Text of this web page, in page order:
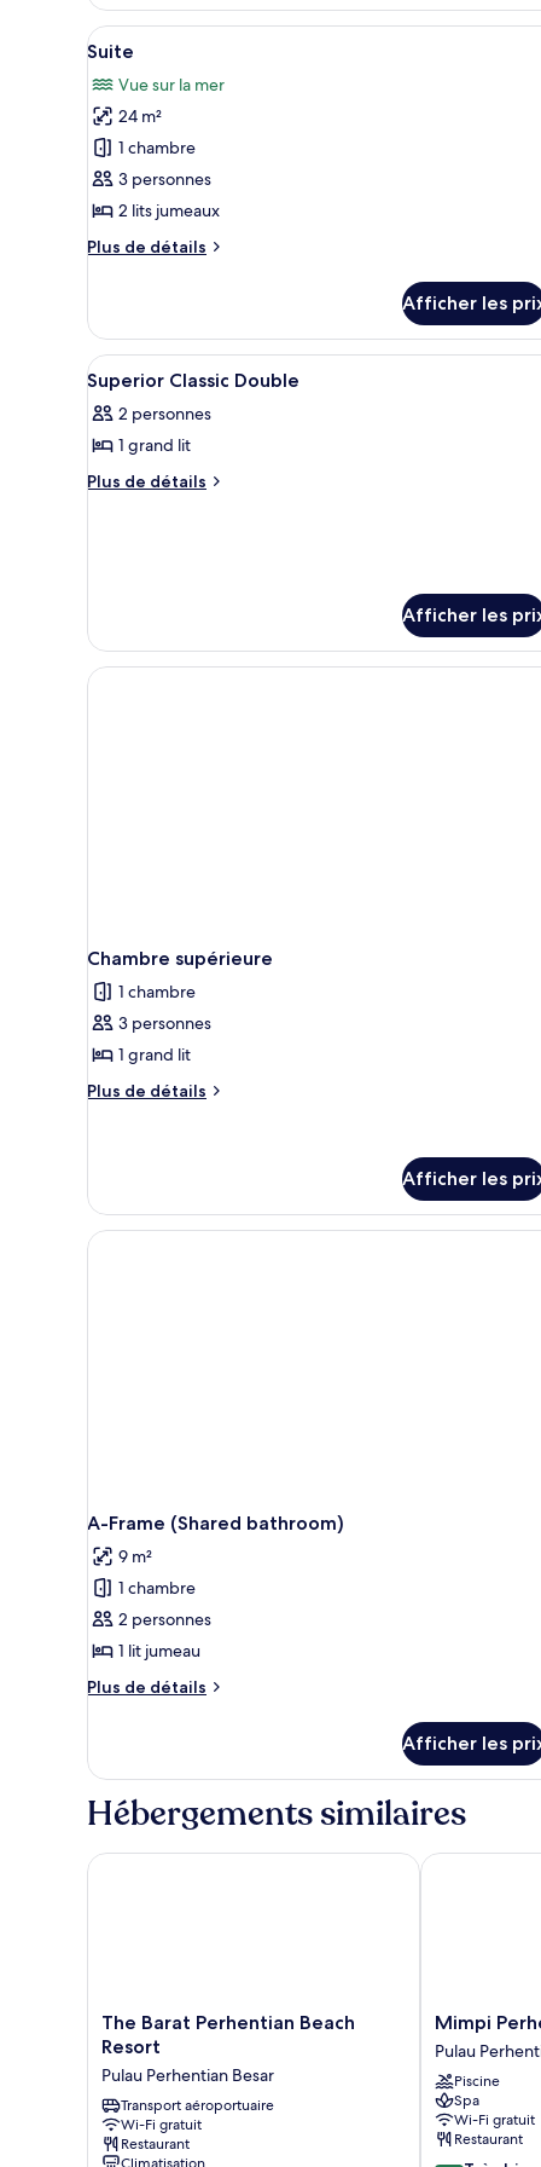
Afficher
toutes
les
photos
pour
ce
type
chambre :
Suite | Bureau, fer et planche à
4
Suite
Vue sur la mer
24 m²
1 chambre
3 personnes
2 lits jumeaux
Plus de détails
Plus
Suite
Afficher les
Afficher
toutes
les
photos
pour
Classic
Double
Bureau, fer et planche à
4
Superior Classic Double
2 personnes
1 grand lit
Plus de détails
Plus
Afficher les
Chambre supérieure
1 chambre
3 personnes
1 grand lit
Plus de détails
Plus
supérieure
Afficher les
A-Frame (Shared bathroom)
9 m²
1 chambre
2 personnes
1 lit jumeau
Plus de détails
Plus
A-
Frame
(Shared
Afficher les
Hébergements similaires
The
Barat
Beach
Resort
Pulau
Perhentian
The Barat Perhentian Beach
Resort
Pulau Perhentian Besar
Transport aéroportuaire
Wi-Fi gratuit
Restaurant
The Barat Perhentian Beach Resort
Mimpi
Perhentian
Pulau
Perhentian
Kecil
Mimpi
Pulau
Piscine
Spa
Wi-Fi gratuit
Restaurant
Mimpi